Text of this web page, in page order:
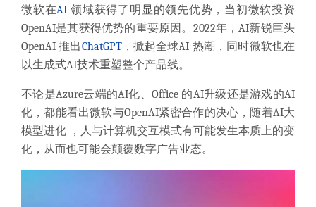
微软在AI 领域获得了明显的领先优势，当初微软投资
OpenAI是其获得优势的重要原因。2022年，AI新锐巨头
OpenAI 推出ChatGPT，掀起全球AI 热潮，同时微软也在
以生成式AI技术重塑整个产品线。
不论是Azure云端的AI化、Office 的AI升级还是游戏的AI
化，都能看出微软与OpenAI紧密合作的决心，随着AI大
模型进化 ，人与计算机交互模式有可能发生本质上的变
化，从而也可能会颠覆数字广告业态。